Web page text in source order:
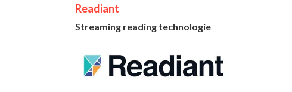
Readiant
Streaming reading technologie